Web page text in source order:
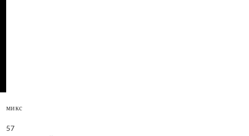
микс
57